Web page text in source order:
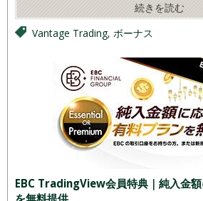
続きを読む
Vantage Trading, ボーナス
EBC TradingView会員特典｜純入金
を無料提供